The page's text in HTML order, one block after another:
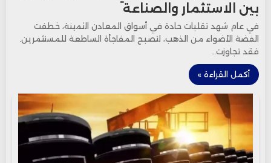
بين الاستثمار والصناعة
في عام شهد تقلبات حادة في أسواق المعادن الثمينة، خطفت
الفضة الأضواء من الذهب، لتصبح المفاجأة الساطعة للمستثمرين.
فقد تجاوزت…
أكمل القراءة »